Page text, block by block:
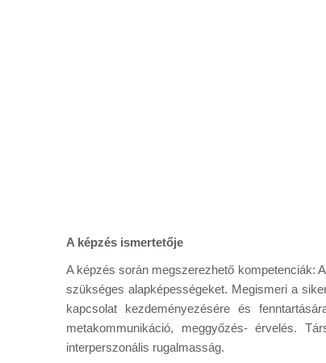
A képzés ismertetője
A képzés során megszerezhető kompetenciák:
szükséges alapképességeket. Megismeri a
kapcsolat kezdeményezésére és
metakommunikáció, meggyőzés- érvelés.
interperszonális rugalmasság.